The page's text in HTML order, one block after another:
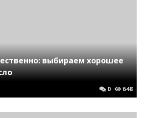
выбираем хорошее
0 648